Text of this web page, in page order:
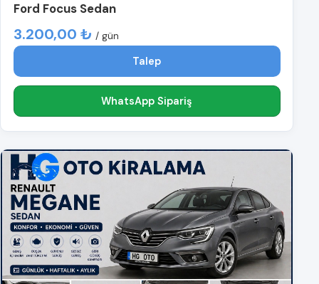
Ford Focus Sedan
3.200,00 ₺ / gün
Talep
WhatsApp Sipariş